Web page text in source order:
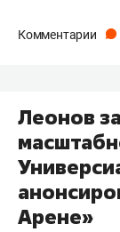
Комментарии
Леонов
Арене»